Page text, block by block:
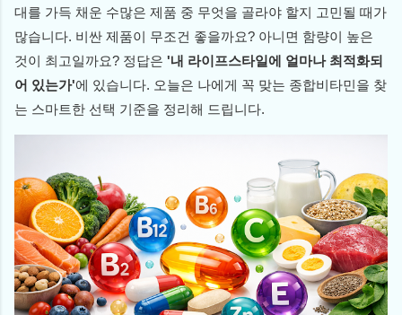
대를 가득 채운 수많은 제품 중 무엇을 골라야 할지 고민될 때가
많습니다. 비싼 제품이 무조건 좋을까요? 아니면 함량이 높은
것이 최고일까요? 정답은 '내 라이프스타일에 얼마나 최적화되
어 있는가'에 있습니다. 오늘은 나에게 꼭 맞는 종합비타민을 찾
는 스마트한 선택 기준을 정리해 드립니다.